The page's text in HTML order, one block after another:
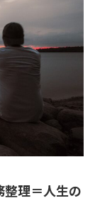
整理＝人生の